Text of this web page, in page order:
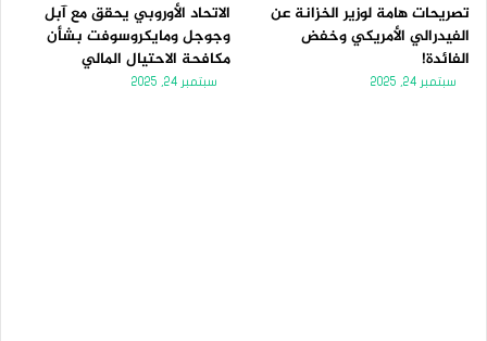
تصريحات هامة لوزير الخزانة عن
الفيدرالي الأمريكي وخفض
الفائدة!
سبتمبر 24, 2025
الاتحاد الأوروبي يحقق مع آبل
وجوجل ومايكروسوفت بشأن
مكافحة الاحتيال المالي
سبتمبر 24, 2025